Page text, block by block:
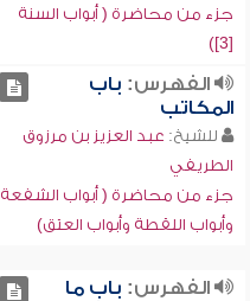
جزء من محاضرة ( أبواب السنة
[3])
الفهرس: باب
المكاتب
للشيخ: عبد العزيز بن مرزوق
الطريفي
جزء من محاضرة ( أبواب الشفعة
وأبواب اللقطة وأبواب العتق)
الفهرس: باب ما